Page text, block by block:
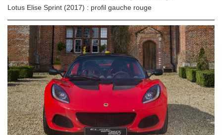
Lotus Elise Sprint (2017) : profil gauche rouge